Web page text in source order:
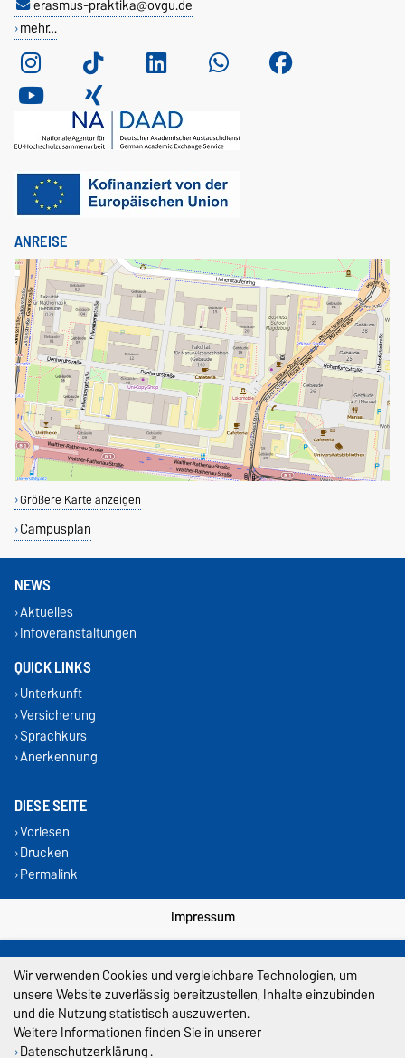
erasmus-praktika@ovgu.de
mehr…
ANREISE
Größere Karte anzeigen
Campusplan
NEWS
Aktuelles
Infoveranstaltungen
QUICK LINKS
Unterkunft
Versicherung
Sprachkurs
Anerkennung
DIESE SEITE
Vorlesen
Drucken
Permalink
Impressum
Datenschutz
Barrierefreiheit
Cookie-Einstellungen
Wir verwenden Cookies und vergleichbare Technologien, um
unsere Website zuverlässig bereitzustellen, Inhalte einzubinden
und die Nutzung statistisch auszuwerten.
Weitere Informationen finden Sie in unserer
Datenschutzerklärung.